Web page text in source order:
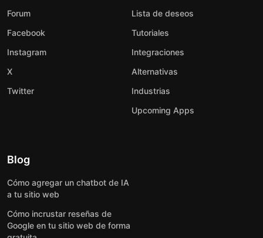
Forum
Facebook
Instagram
X
Twitter
Lista de deseos
Tutoriales
Integraciones
Alternativas
Industrias
Upcoming Apps
Blog
Cómo agregar un chatbot de IA
a tu sitio web
Cómo incrustar reseñas de
Google en tu sitio web de forma